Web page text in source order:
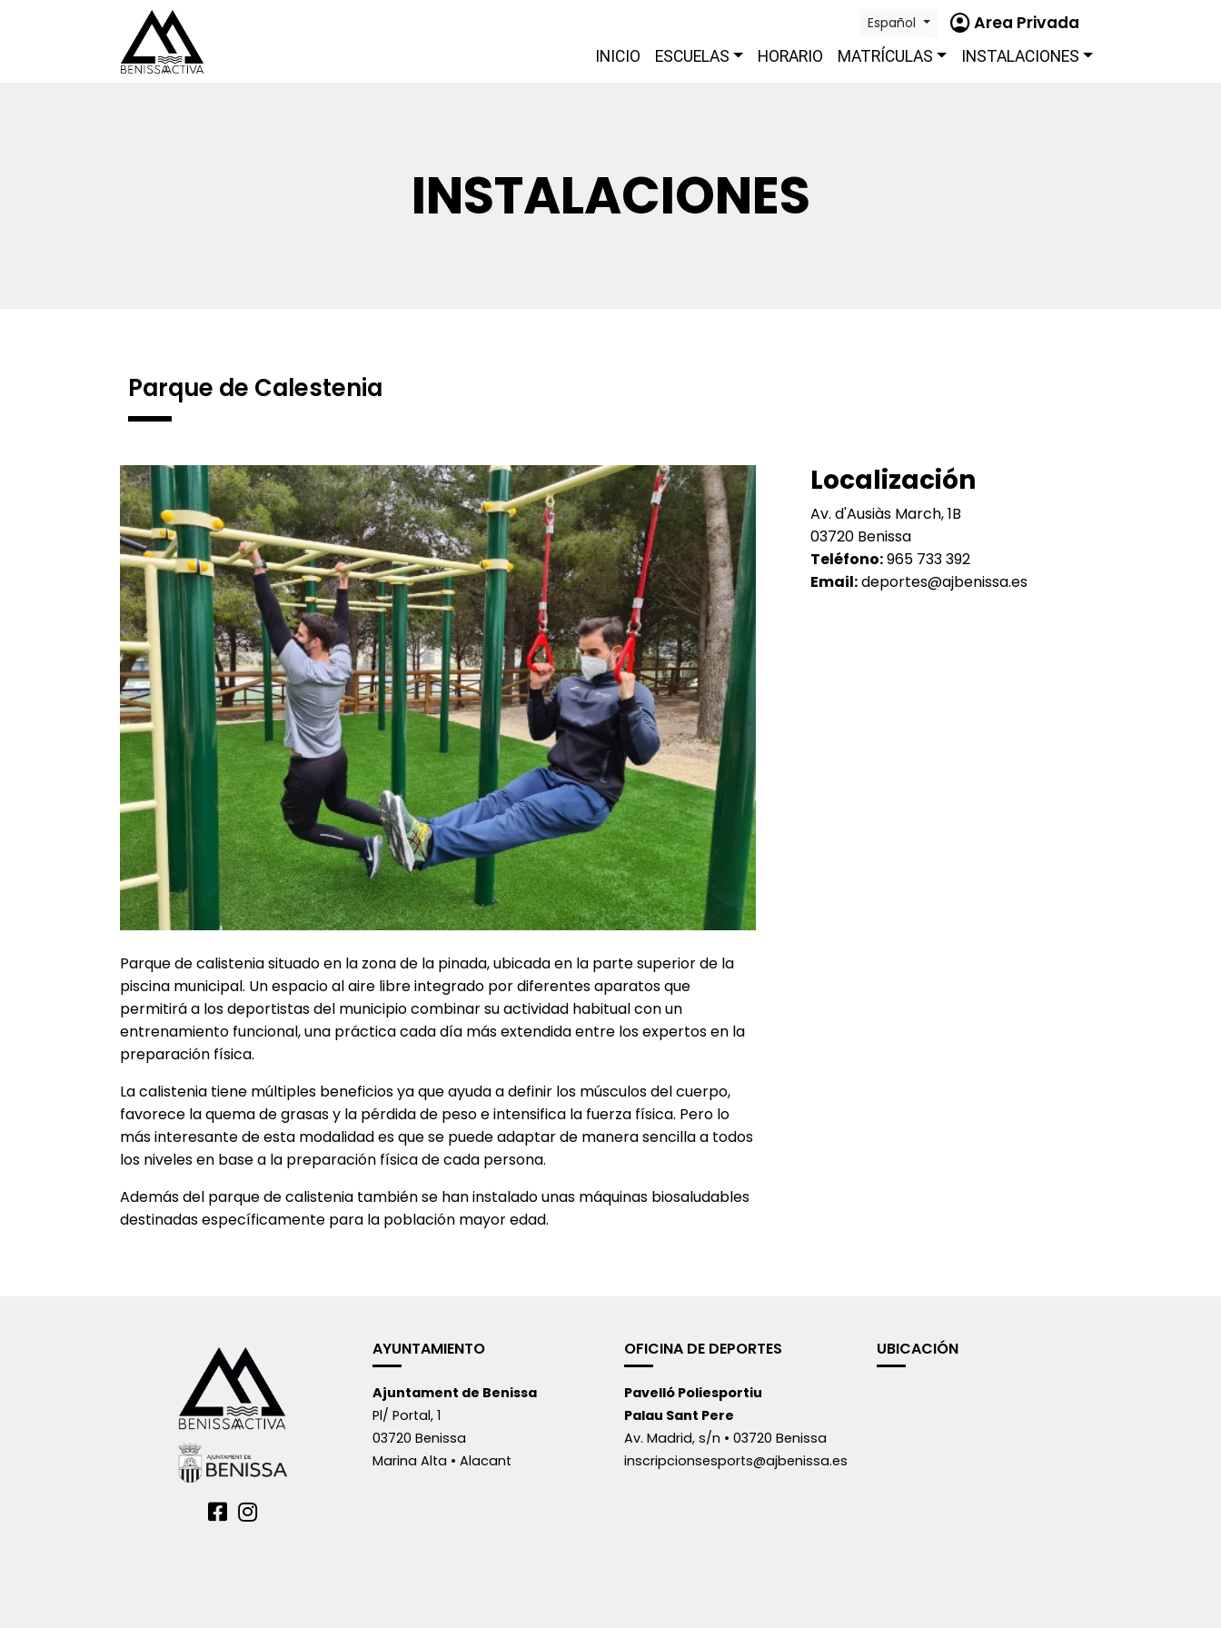
Español account_circleArea Privada
INICIO ESCUELAS HORARIO MATRÍCULAS INSTALACIONES
INSTALACIONES
Parque de Calestenia
Parque de calistenia situado en la zona de la pinada, ubicada en la parte superior de la
piscina municipal. Un espacio al aire libre integrado por diferentes aparatos que
permitirá a los deportistas del municipio combinar su actividad habitual con un
entrenamiento funcional, una práctica cada día más extendida entre los expertos en la
preparación física.
La calistenia tiene múltiples beneficios ya que ayuda a definir los músculos del cuerpo,
favorece la quema de grasas y la pérdida de peso e intensifica la fuerza física. Pero lo
más interesante de esta modalidad es que se puede adaptar de manera sencilla a todos
los niveles en base a la preparación física de cada persona.
Además del parque de calistenia también se han instalado unas máquinas biosaludables
destinadas específicamente para la población mayor edad.
Localización
Av. d'Ausiàs March, 1B
03720 Benissa
Teléfono:965 733 392
Email:deportes@ajbenissa.es
AYUNTAMIENTO
Ajuntament de Benissa
Pl/ Portal, 1
03720 Benissa
Marina Alta • Alacant
OFICINA DE DEPORTES
Pavelló Poliesportiu
Palau Sant Pere
Av. Madrid, s/n • 03720 Benissa
inscripcionsesports@ajbenissa.es
UBICACIÓN